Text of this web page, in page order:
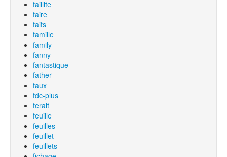
faillite
faire
faits
famille
family
fanny
fantastique
father
faux
fdc-plus
ferait
feuille
feuilles
feuillet
feuillets